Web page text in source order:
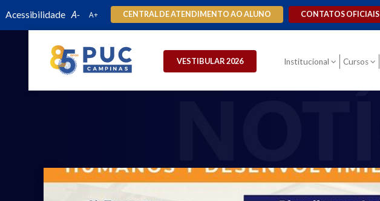
Acessibilidade CENTRAL DE ATENDIMENTO AO ALUNO CONTATOS OFICIAIS
VESTIBULAR 2026 Institucional Cursos